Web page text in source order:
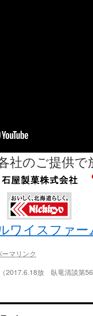
社のご提供
ワイスファー
ーマリンク
2017.6.18放
臥竜清談第